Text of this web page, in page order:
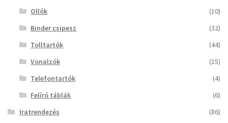
Ollók
(10)
Binder csipesz
(32)
Tolltartók
(44)
Vonalzók
(15)
Telefontartók
(4)
Felíró táblák
(6)
Iratrendezés
(86)